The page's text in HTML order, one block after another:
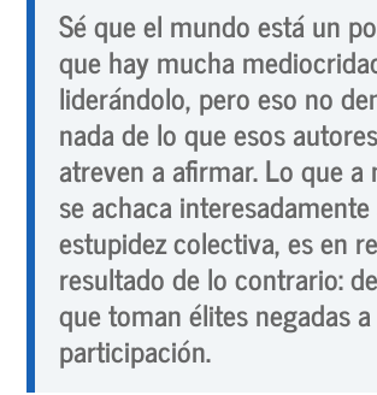
Sé que el mundo está un
que hay mucha
liderándolo, pero eso no
nada de lo que esos
atreven a afirmar. Lo que a
se achaca
estupidez colectiva, es en
resultado de lo contrario:
que toman élites negadas
participación.